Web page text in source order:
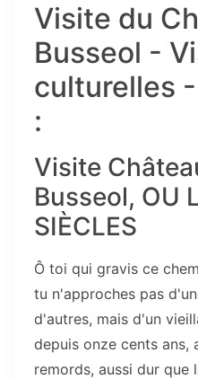
Visite du
Busseol -
culturelles
:
Visite
Busseol, OU
SIÈCLES
Ô toi qui gravis ce
tu n'approches pas
d'autres, mais d'un
depuis onze cents ans,
remords, aussi dur que